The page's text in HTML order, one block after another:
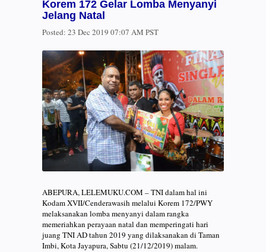
Korem 172 Gelar Lomba Menyanyi
Jelang Natal
Posted: 23 Dec 2019 07:07 AM PST
ABEPURA, LELEMUKU.COM – TNI dalam hal ini
Kodam XVII/Cenderawasih melalui Korem 172/PWY
melaksanakan lomba menyanyi dalam rangka
memeriahkan perayaan natal dan memperingati hari
juang TNI AD tahun 2019 yang dilaksanakan di Taman
Imbi, Kota Jayapura, Sabtu (21/12/2019) malam.